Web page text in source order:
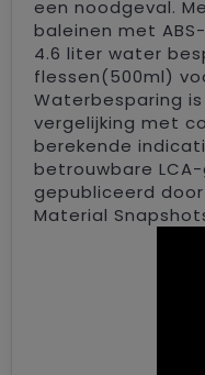
een noodgeval.
baleinen met
4.6 liter water
flessen(500ml)
Waterbesparing
vergelijking met
berekende
betrouwbare
gepubliceerd
Material